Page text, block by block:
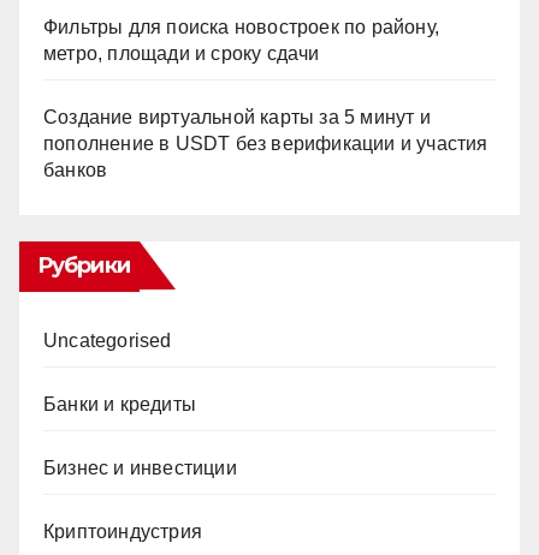
Фильтры для поиска новостроек по району,
метро, площади и сроку сдачи
Создание виртуальной карты за 5 минут и
пополнение в USDT без верификации и участия
банков
Рубрики
Uncategorised
Банки и кредиты
Бизнес и инвестиции
Криптоиндустрия